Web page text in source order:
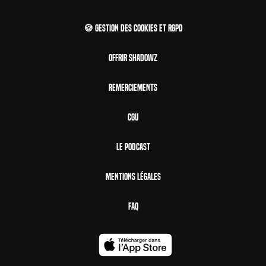
🍪 Gestion des cookies et RGPD
Offrir Shadowz
Remerciements
CGU
Le Podcast
Mentions Légales
FAQ